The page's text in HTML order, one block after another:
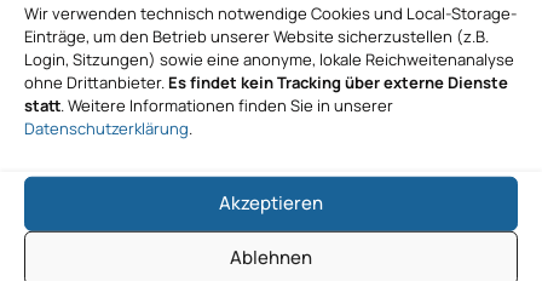
Wir verwenden technisch notwendige Cookies und Local-Storage-
Einträge, um den Betrieb unserer Website sicherzustellen (z.B.
Login, Sitzungen) sowie eine anonyme, lokale Reichweitenanalyse
ohne Drittanbieter. Es findet kein Tracking über externe Dienste
statt. Weitere Informationen finden Sie in unserer
Datenschutzerklärung.
Akzeptieren
Ablehnen